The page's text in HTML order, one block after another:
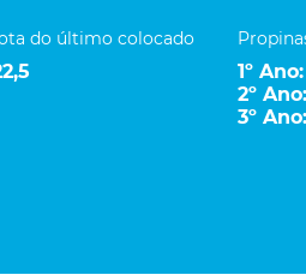
do último colocado
1º
2º
3º